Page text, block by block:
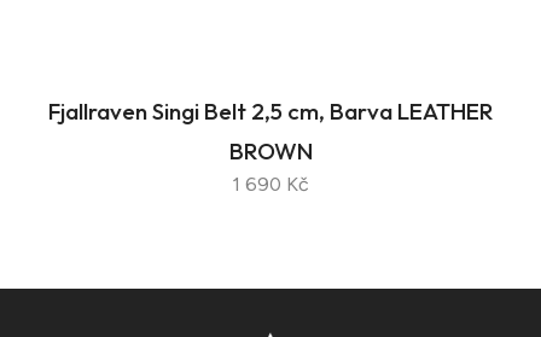
Fjallraven Singi Belt 2,5 cm, Barva LEATHER
BROWN
1 690 Kč